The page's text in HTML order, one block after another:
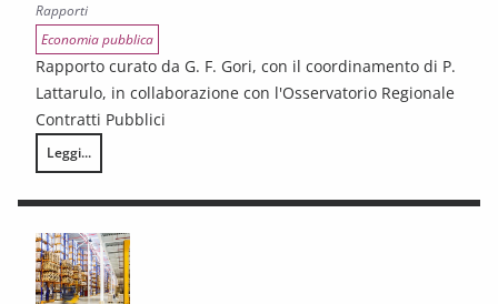
Rapporti
Economia pubblica
Rapporto curato da G. F. Gori, con il coordinamento di P.
Lattarulo, in collaborazione con l'Osservatorio Regionale
Contratti Pubblici
Leggi...
I CONTRATTI PUBBLICI AL TERMINE DEL PNRR – Andamento